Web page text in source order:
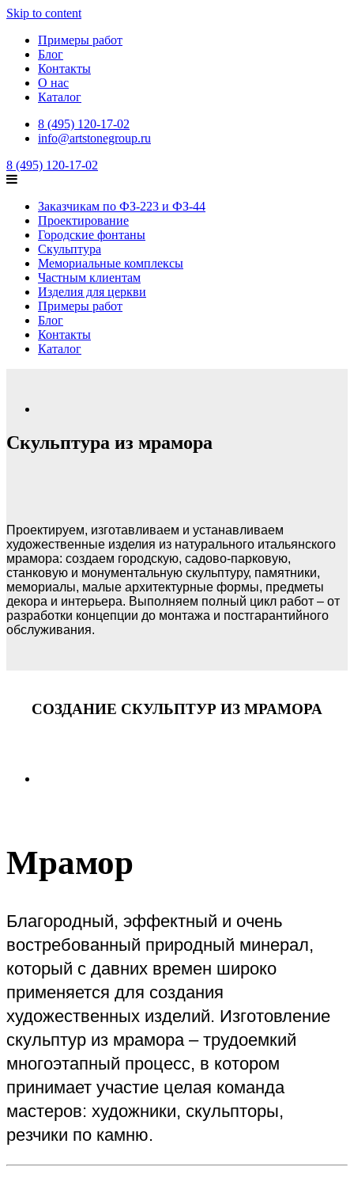
Skip to content
Примеры работ
Блог
Контакты
О нас
Каталог
8 (495) 120-17-02
info@artstonegroup.ru
8 (495) 120-17-02
Заказчикам по ФЗ-223 и ФЗ-44
Проектирование
Городские фонтаны
Скульптура
Мемориальные комплексы
Частным клиентам
Изделия для церкви
Примеры работ
Блог
Контакты
Каталог
Скульптура из мрамора
Проектируем, изготавливаем и устанавливаем
художественные изделия из натурального итальянского
мрамора: создаем городскую, садово-парковую,
станковую и монументальную скульптуру, памятники,
мемориалы, малые архитектурные формы, предметы
декора и интерьера. Выполняем полный цикл работ – от
разработки концепции до монтажа и постгарантийного
обслуживания.
СОЗДАНИЕ СКУЛЬПТУР ИЗ МРАМОРА
Мрамор
Благородный, эффектный и очень
востребованный природный минерал,
который с давних времен широко
применяется для создания
художественных изделий. Изготовление
скульптур из мрамора – трудоемкий
многоэтапный процесс, в котором
принимает участие целая команда
мастеров: художники, скульпторы,
резчики по камню.